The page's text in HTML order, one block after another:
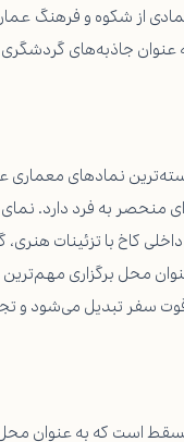
از شکوه و فرهنگ
عنوان جاذبه‌های
منحصر به فرد دارد.
کاخ با تزئینات
محل برگزاری مهم‌ترین
قوت سفر تبدیل می‌شود و